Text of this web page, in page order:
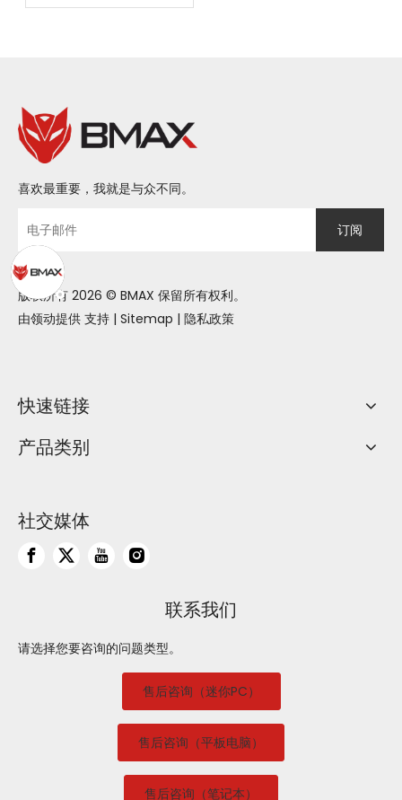
过高效、充实的假期生活
喜欢最重要，我就是与众不同。
订阅
版权所有 2026 © BMAX 保留所有权利。
由领动提供 支持 | Sitemap | 隐私政策
快速链接
产品类别
社交媒体
联系我们
请选择您要咨询的问题类型。
售后咨询（迷你PC）
售后咨询（平板电脑）
售后咨询（笔记本）